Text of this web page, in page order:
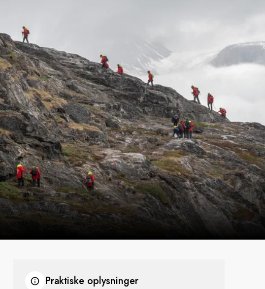
Praktiske oplysninger